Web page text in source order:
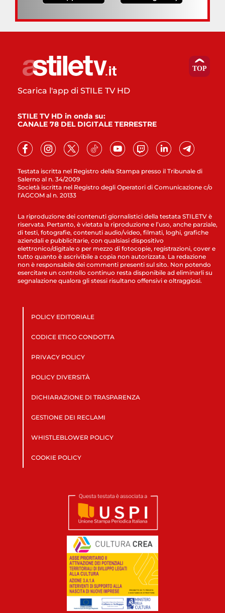
Testata iscritta nel Registro della Stampa presso il Tribunale di
Salerno al n. 34/2009
Società iscritta nel Registro degli Operatori di Comunicazione c/o
l’AGCOM al n. 20133
Scarica l'app di STILE TV HD
STILE TV HD in onda su:
CANALE 78 DEL DIGITALE TERRESTRE
La riproduzione dei contenuti giornalistici della testata STILETV è
riservata. Pertanto, è vietata la riproduzione e l’uso, anche parziale,
di testi, fotografie, contenuti audio/video, filmati, loghi, grafiche
aziendali e pubblicitarie, con qualsiasi dispositivo
elettronico/digitale o per mezzo di fotocopie, registrazioni, cover e
tutto quanto è ascrivibile a copia non autorizzata. La redazione
non è responsabile dei commenti presenti sul sito. Non potendo
esercitare un controllo continuo resta disponibile ad eliminarli su
segnalazione qualora gli stessi risultano offensivi e oltraggiosi.
POLICY EDITORIALE
CODICE ETICO CONDOTTA
PRIVACY POLICY
POLICY DIVERSITÀ
DICHIARAZIONE DI TRASPARENZA
GESTIONE DEI RECLAMI
WHISTLEBLOWER POLICY
COOKIE POLICY